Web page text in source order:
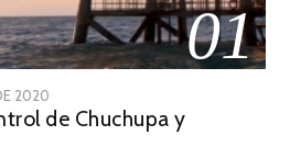
01
2020
DE
de Chuchupa y